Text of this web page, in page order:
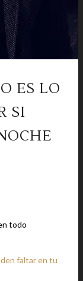
ES LO
SI
todo
faltar en tu